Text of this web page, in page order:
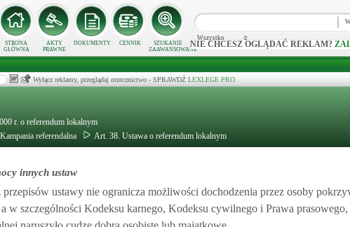
STRONA
GŁÓWNA
AKTY
PRAWNE
DOKUMENTY CENNIK
SZUKANIE
ZAAWANSOWANE
Wszystko
NIE CHCESZ OGLĄDAĆ REKLAM?
Wyłącz reklamy, przeglądaj orzecznictwo - SPRAWDŹ LEXLEGE PRO
r. o referendum lokalnym
referendalna Art. 38. Ustawa o referendum lokalnym
innych ustaw
ustawy nie ogranicza możliwości dochodzenia przez osoby
w szczególności Kodeksu karnego, Kodeksu cywilnego i Prawa